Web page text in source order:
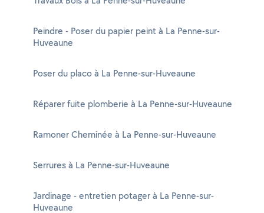
Peindre - Poser du papier peint à La Penne-sur-
Huveaune
Poser du placo à La Penne-sur-Huveaune
Réparer fuite plomberie à La Penne-sur-Huveaune
Ramoner Cheminée à La Penne-sur-Huveaune
Serrures à La Penne-sur-Huveaune
Jardinage - entretien potager à La Penne-sur-
Huveaune